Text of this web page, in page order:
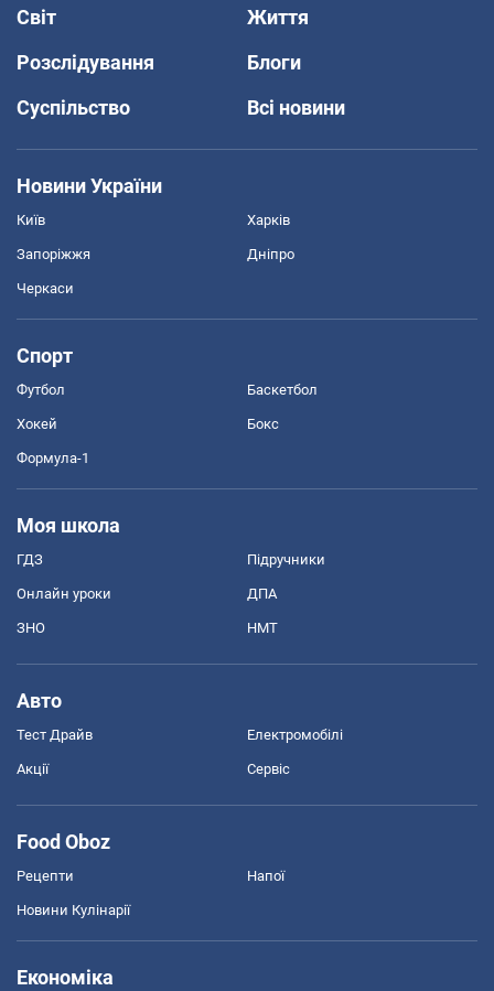
Світ
Життя
Розслідування
Блоги
Суспільство
Всі новини
Новини України
Київ Харків
Запоріжжя Дніпро
Черкаси
Спорт
Футбол Баскетбол
Хокей Бокс
Формула-1
Моя школа
ГДЗ Підручники
Онлайн уроки ДПА
ЗНО НМТ
Авто
Тест Драйв Електромобілі
Акції Сервіс
Food Oboz
Рецепти Напої
Новини Кулінарії
Економіка